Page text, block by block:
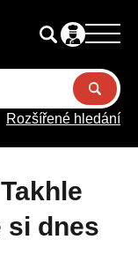
Rozšířené hledání
si dnes